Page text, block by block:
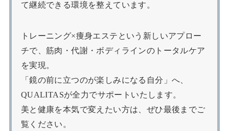
て継続できる環境を整えています。
トレーニング×痩身エステという新しいアプロー
チで、筋肉・代謝・ボディラインのトータルケア
を実現。
「鏡の前に立つのが楽しみになる自分」へ、
QUALITASが全力でサポートいたします。
美と健康を本気で変えたい方は、ぜひ最後までご
覧ください。